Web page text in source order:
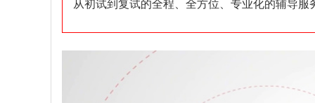
从初试到复试的全程、全方位、专业化的辅导服